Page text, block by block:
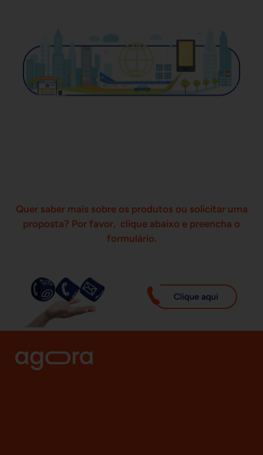
Quer saber mais sobre os produtos ou solicitar uma
proposta? Por favor, clique abaixo e preencha o
formulário.